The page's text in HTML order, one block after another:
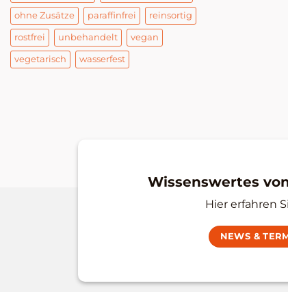
ohne Zusätze paraffinfrei reinsortig
rostfrei unbehandelt vegan
vegetarisch wasserfest
Wissenswertes
Hier erfahren
NEWS &